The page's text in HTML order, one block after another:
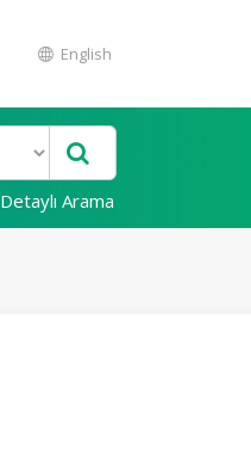
English
Detaylı Arama